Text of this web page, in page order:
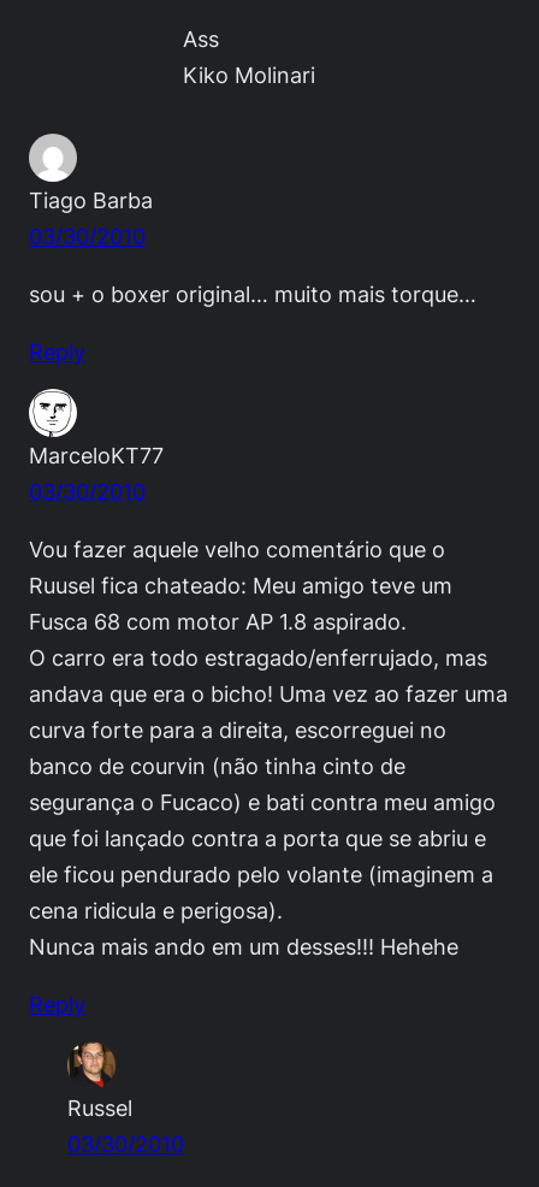
Ass
Kiko Molinari
Tiago Barba
03/30/2010
sou + o boxer original… muito mais torque…
Reply
MarceloKT77
03/30/2010
Vou fazer aquele velho comentário que o
Ruusel fica chateado: Meu amigo teve um
Fusca 68 com motor AP 1.8 aspirado.
O carro era todo estragado/enferrujado, mas
andava que era o bicho! Uma vez ao fazer uma
curva forte para a direita, escorreguei no
banco de courvin (não tinha cinto de
segurança o Fucaco) e bati contra meu amigo
que foi lançado contra a porta que se abriu e
ele ficou pendurado pelo volante (imaginem a
cena ridicula e perigosa).
Nunca mais ando em um desses!!! Hehehe
Reply
Russel
03/30/2010